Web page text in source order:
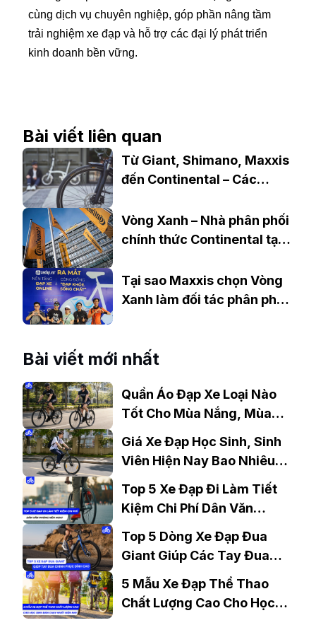
cùng dịch vụ chuyên nghiệp, góp phần nâng tầm
trải nghiệm xe đạp và hỗ trợ các đại lý phát triển
kinh doanh bền vững.
Bài viết liên quan
Từ Giant, Shimano, Maxxis
đến Continental – Các
hành cùng Vòng Xanh tại
Việt Nam
Vòng Xanh – Nhà phân phối
chính thức Continental tại
Tại sao Maxxis chọn Vòng
Xanh làm đối tác phân phối
Bài viết mới nhất
Quần Áo Đạp Xe Loại Nào
Tốt Cho Mùa Nắng, Mùa
Mưa?
Giá Xe Đạp Học Sinh, Sinh
Viên Hiện Nay Bao Nhiêu?
Gợi Ý Mẫu Đáng Mua
Top 5 Xe Đạp Đi Làm Tiết
Kiệm Chi Phí Dân Văn
Phòng Nên Mua?
Top 5 Dòng Xe Đạp Đua
Giant Giúp Các Tay Đua
Chinh Phục Đỉnh Cao
5 Mẫu Xe Đạp Thể Thao
Chất Lượng Cao Cho Học